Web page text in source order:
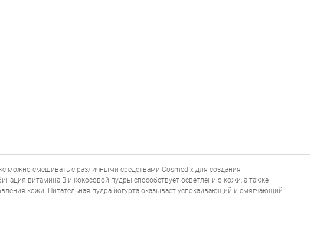
можно смешивать с различными средствами Cosmedix для создания
витамина В и кокосовой пудры способствует осветлению кожи, а также
кожи. Питательная пудра йогурта оказывает успокаивающий и смягчающий